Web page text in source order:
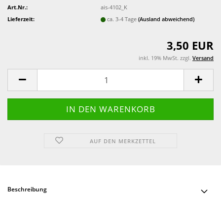
Art.Nr.:
ais-4102_K
Lieferzeit:
ca. 3-4 Tage(Ausland abweichend)
3,50 EUR
inkl. 19% MwSt. zzgl. Versand
AUF DEN MERKZETTEL
Beschreibung